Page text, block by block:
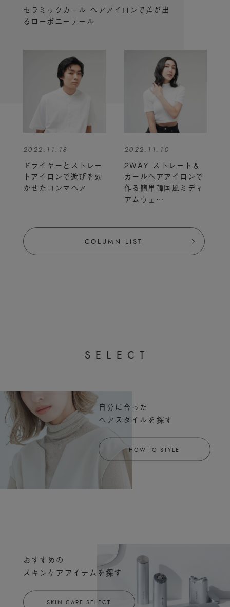
セラミックカール ヘアアイロンで差が出
るローポニーテール
2022.11.18
ドライヤーとストレー
トアイロンで遊びを効
かせたコンマヘア
2022.11.10
2WAY ストレート＆
カールヘアアイロンで
作る簡単韓国風ミディ
アムウェ…
COLUMN LIST
S E L E C T
自分に合った
ヘアスタイルを探す
HOW TO STYLE
おすすめの
スキンケアアイテムを探す
SKIN CARE SELECT